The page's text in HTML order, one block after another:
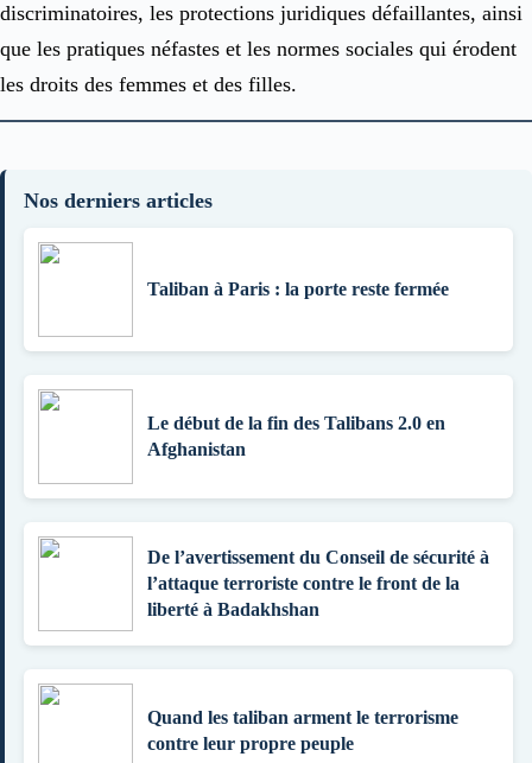
discriminatoires, les protections juridiques défaillantes, ainsi
que les pratiques néfastes et les normes sociales qui érodent
les droits des femmes et des filles.
Nos derniers articles
Taliban à Paris : la porte reste fermée
Le début de la fin des Talibans 2.0 en
Afghanistan
De l’avertissement du Conseil de sécurité à
l’attaque terroriste contre le front de la
liberté à Badakhshan
Quand les taliban arment le terrorisme
contre leur propre peuple